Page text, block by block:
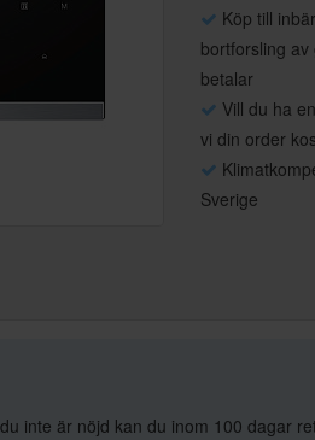
Köp till
bortforsling
betalar
Vill du ha
vi din order
Sverige
inte är nöjd kan du inom 100 dagar